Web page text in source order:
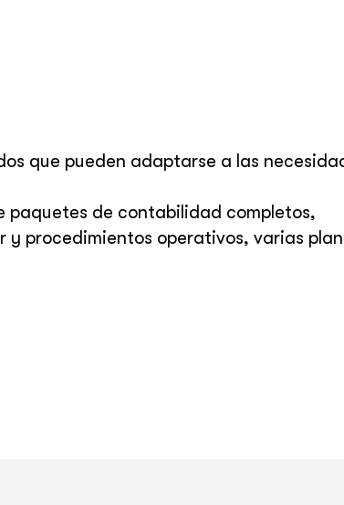
que pueden adaptarse a las
paquetes de contabilidad completos,
procedimientos operativos, varias